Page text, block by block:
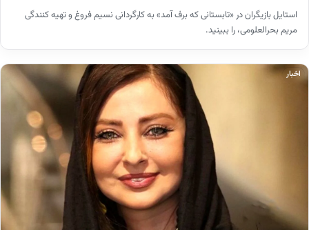
استایل بازیگران در «تابستانی که برف آمد» به کارگردانی نسیم فروغ و تهیه کنندگی
مریم بحرالعلومی، را ببینید.
اخبار